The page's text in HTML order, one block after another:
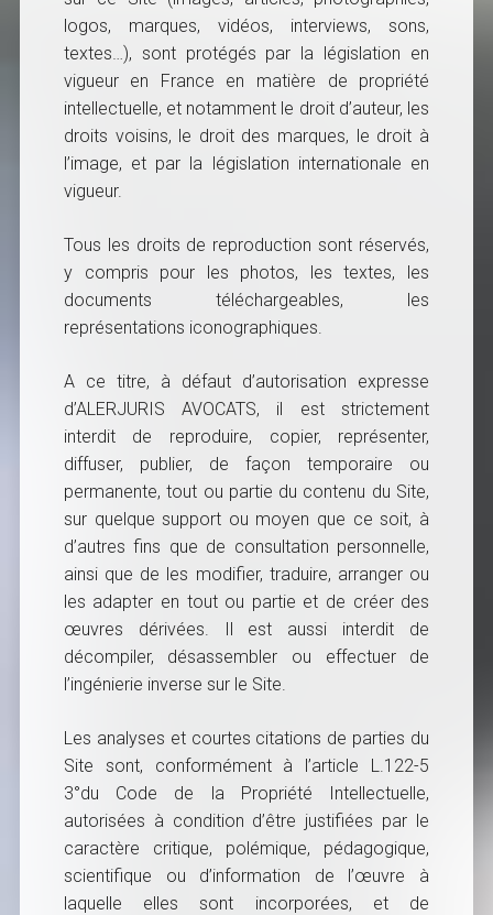
logos, marques, vidéos, interviews, sons,
textes…), sont protégés par la législation en
vigueur en France en matière de propriété
intellectuelle, et notamment le droit d’auteur, les
droits voisins, le droit des marques, le droit à
l’image, et par la législation internationale en
vigueur.
Tous les droits de reproduction sont réservés,
y compris pour les photos, les textes, les
documents téléchargeables, les
représentations iconographiques.
A ce titre, à défaut d’autorisation expresse
d’ALERJURIS AVOCATS, il est strictement
interdit de reproduire, copier, représenter,
diffuser, publier, de façon temporaire ou
permanente, tout ou partie du contenu du Site,
sur quelque support ou moyen que ce soit, à
d’autres fins que de consultation personnelle,
ainsi que de les modifier, traduire, arranger ou
les adapter en tout ou partie et de créer des
œuvres dérivées. Il est aussi interdit de
décompiler, désassembler ou effectuer de
l’ingénierie inverse sur le Site.
Les analyses et courtes citations de parties du
Site sont, conformément à l’article L.122-5
3°du Code de la Propriété Intellectuelle,
autorisées à condition d’être justifiées par le
caractère critique, polémique, pédagogique,
scientifique ou d’information de l’œuvre à
laquelle elles sont incorporées, et de